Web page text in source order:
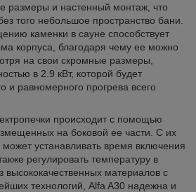
размеры и настенный монтаж, что
того небольшое пространство бани.
каменки в сауне способствует
корпуса, благодаря чему ее можно
на свои скромные размеры,
в 2.9 кВт, которой будет
и равномерного прогрева всего
происходит с помощью
на боковой ее части. С их
устанавливать время включения
регулировать температуру в
высококачественных материалов с
технологий, Alfa A30 надежна и